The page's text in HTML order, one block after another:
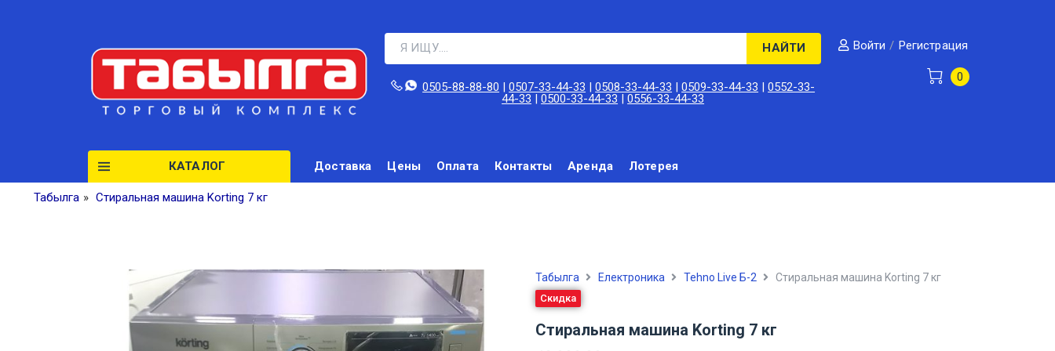
НАЙТИ
0505-88-88-80‬ |0507-33-44-33 |0508-33-44-33 |0509-33-44-33 |0552-33-
44-33 |0500-33-44-33 |0556-33-44-33
Войти / Регистрация
0
КАТАЛОГ Доставка Цены Оплата Контакты Аренда Лотерея
Табылга » Стиральная машина Korting 7 кг
Табылга Електроника Tehno Live Б-2 Стиральная машина Korting 7 кг
Скидка
Стиральная машина Korting 7 кг